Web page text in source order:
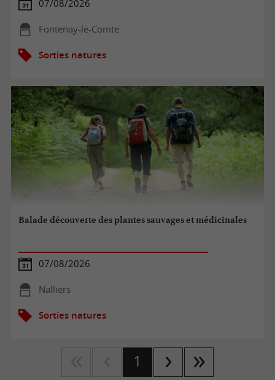
07/08/2026
Fontenay-le-Comte
Sorties natures
Balade découverte des plantes sauvages et médicinales
07/08/2026
Nalliers
Sorties natures
1